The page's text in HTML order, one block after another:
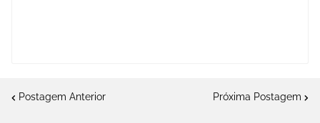
Postagem Anterior Próxima Postagem